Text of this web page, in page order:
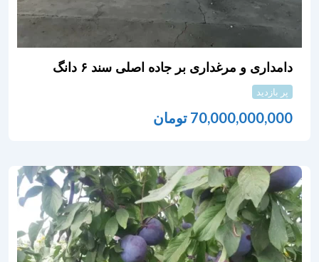
دامداری و مرغداری بر جاده اصلی سند ۶ دانگ
پر بازدید
70,000,000,000 تومان